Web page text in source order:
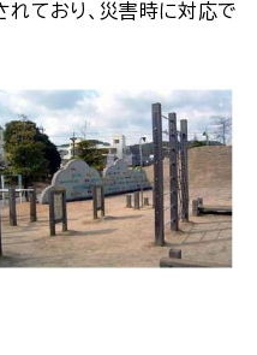
ており、災害時に対応で